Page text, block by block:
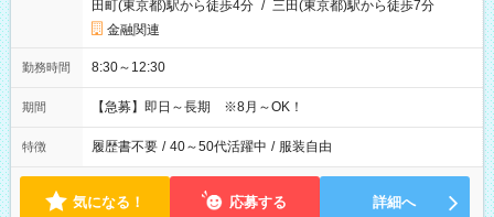
田町(東京都)駅から徒歩4分 / 三田(東京都)駅から徒歩7分
金融関連
勤務時間 8:30～12:30
期間 【急募】即日～長期 ※8月～OK！
特徴 履歴書不要 / 40～50代活躍中 / 服装自由
気になる！ 応募する 詳細へ